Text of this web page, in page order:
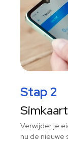
Stap 2
Verwijder je
nu de nieuwe